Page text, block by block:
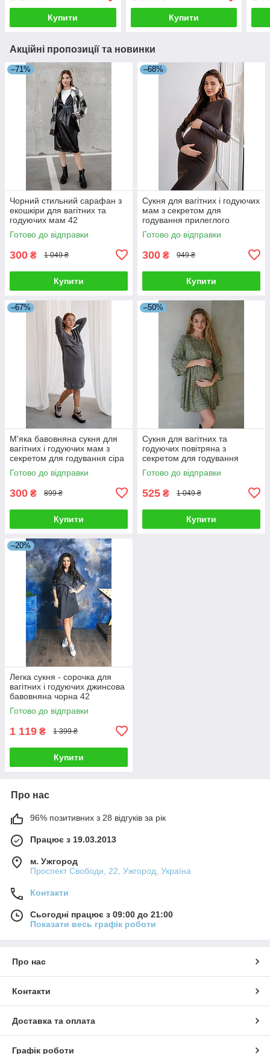
Купити Купити
Акційні пропозиції та новинки
–71%
Чорний стильний сарафан з
екошкіри для вагітних та
годуючих мам 42
Готово до відправки
300 ₴ 1 049 ₴
Купити
–68%
Сукня для вагітних і годуючих
мам з секретом для
годування прилеглого
силуету колір хакі 42
Готово до відправки
300 ₴ 949 ₴
Купити
–67%
М'яка бавовняна сукня для
вагітних і годуючих мам з
секретом для годування сіра
42
Готово до відправки
300 ₴ 899 ₴
Купити
–50%
Сукня для вагітних та
годуючих повітряна з
секретом для годування
вільного крою хакі 42
Готово до відправки
525 ₴ 1 049 ₴
Купити
–20%
Легка сукня - сорочка для
вагітних і годуючих джинсова
бавовняна чорна 42
Готово до відправки
1 119 ₴ 1 399 ₴
Купити
Про нас
96% позитивних з 28 відгуків за рік
Працює з 19.03.2013
м. Ужгород
Проспект Свободи, 22, Ужгород, Україна
Контакти
Сьогодні працює з 09:00 до 21:00
Показати весь графік роботи
Про нас
Контакти
Доставка та оплата
Графік роботи